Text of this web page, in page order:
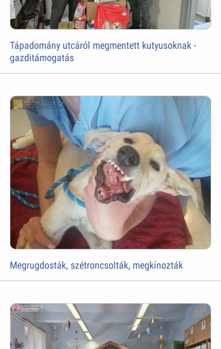
Tápadomány utcáról megmentett kutyusoknak -
gazditámogatás
Megrugdosták, szétroncsolták, megkínozták